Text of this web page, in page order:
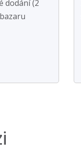
dodání (2